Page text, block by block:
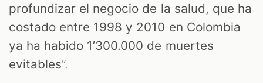
profundizar el negocio de la salud, que ha
costado entre 1998 y 2010 en Colombia
ya ha habido 1’300.000 de muertes
evitables”.